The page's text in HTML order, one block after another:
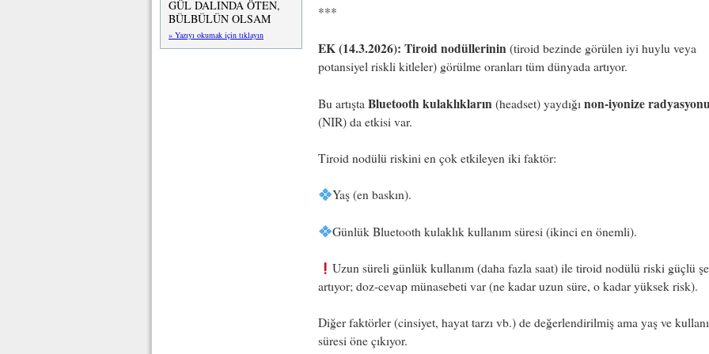
GÜL DALINDA ÖTEN,
BÜLBÜLÜN OLSAM
» Yazıyı okumak için tıklayın
***
EK (14.3.2026): Tiroid nodüllerinin (tiroid bezinde görülen iyi huylu veya
potansiyel riskli kitleler) görülme oranları tüm dünyada artıyor.
Bu artışta Bluetooth kulaklıkların (headset) yaydığı non-iyonize
(NIR) da etkisi var.
Tiroid nodülü riskini en çok etkileyen iki faktör:
Yaş (en baskın).
Günlük Bluetooth kulaklık kullanım süresi (ikinci en önemli).
Uzun süreli günlük kullanım (daha fazla saat) ile tiroid nodülü riski güçlü
artıyor; doz-cevap münasebeti var (ne kadar uzun süre, o kadar yüksek risk).
Diğer faktörler (cinsiyet, hayat tarzı vb.) de değerlendirilmiş ama yaş ve
süresi öne çıkıyor.